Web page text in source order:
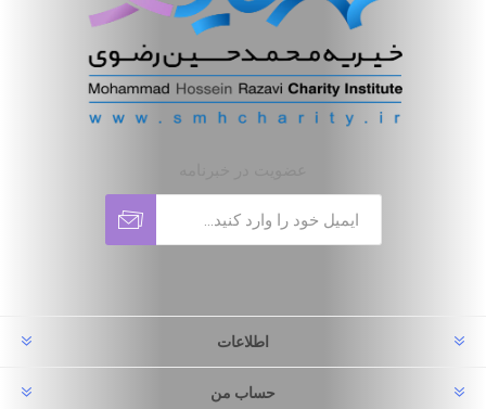
اطلاعات
حساب من